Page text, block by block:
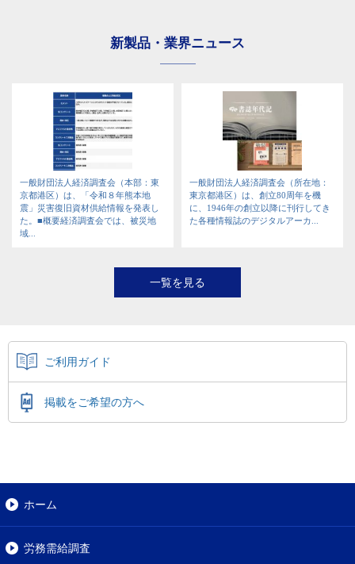
新製品・業界ニュース
一般財団法人経済調査会（本部：東
京都港区）は、「令和８年熊本地
震」災害復旧資材供給情報を発表し
た。■概要経済調査会では、被災地
域...
一般財団法人経済調査会（所在地：
東京都港区）は、創立80周年を機
に、1946年の創立以降に刊行してき
た各種情報誌のデジタルアーカ...
一覧を見る
ご利用ガイド
掲載をご希望の方へ
ホーム
労務需給調査